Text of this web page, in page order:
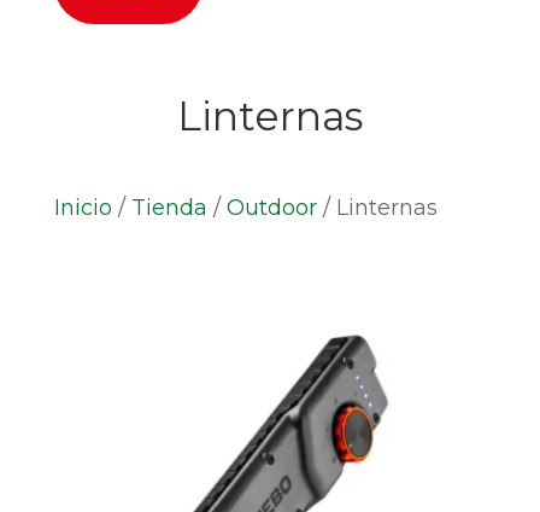
Linternas
Inicio / Tienda /Outdoor/ Linternas